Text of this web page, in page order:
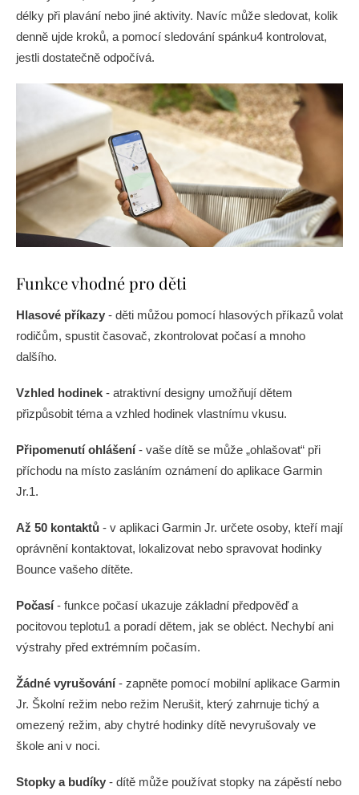
délky při plavání nebo jiné aktivity. Navíc může sledovat, kolik
denně ujde kroků, a pomocí sledování spánku4 kontrolovat,
jestli dostatečně odpočívá.
Funkce vhodné pro děti
Hlasové příkazy - děti můžou pomocí hlasových příkazů volat
rodičům, spustit časovač, zkontrolovat počasí a mnoho
dalšího.
Vzhled hodinek - atraktivní designy umožňují dětem
přizpůsobit téma a vzhled hodinek vlastnímu vkusu.
Připomenutí ohlášení- vaše dítě se může „ohlašovat“ při
příchodu na místo zasláním oznámení do aplikace Garmin
Jr.1.
Až 50 kontaktů - v aplikaci Garmin Jr. určete osoby, kteří mají
oprávnění kontaktovat, lokalizovat nebo spravovat hodinky
Bounce vašeho dítěte.
Počasí- funkce počasí ukazuje základní předpověď a
pocitovou teplotu1 a poradí dětem, jak se obléct. Nechybí ani
výstrahy před extrémním počasím.
Žádné vyrušování- zapněte pomocí mobilní aplikace Garmin
Jr. Školní režim nebo režim Nerušit, který zahrnuje tichý a
omezený režim, aby chytré hodinky dítě nevyrušovaly ve
škole ani v noci.
Stopky a budíky - dítě může používat stopky na zápěstí nebo